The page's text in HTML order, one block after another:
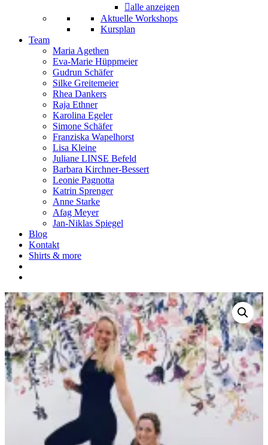
alle anzeigen
Aktuelle Workshops
Kursplan
Team
Maria Agethen
Eva-Marie Hüppmeier
Gudrun Schäfer
Silke Greitemeier
Rhea Dankers
Raja Ethner
Karolina Egeler
Simone Schäfer
Franziska Wapelhorst
Lisa Kleine
Juliane LINSE Befeld
Barbara Kirchner-Bessert
Leonie Pagnotta
Katrin Sprenger
Anne Starke
Afag Meyer
Jan-Niklas Spiegel
Blog
Kontakt
Shirts & more